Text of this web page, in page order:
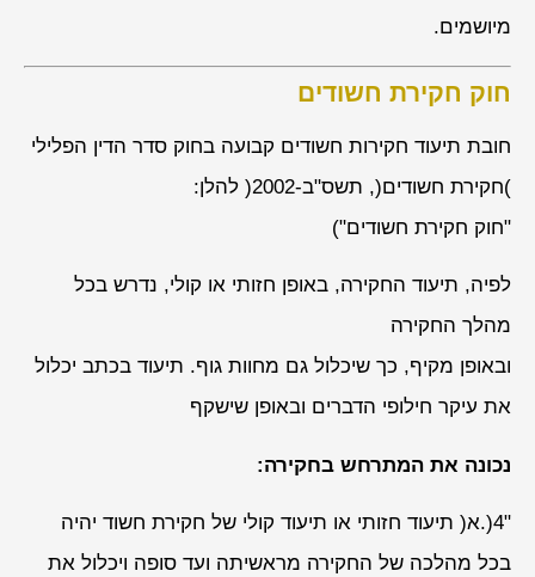
מיושמים.
חוק חקירת חשודים
חובת תיעוד חקירות חשודים קבועה בחוק סדר הדין הפלילי
)חקירת חשודים(, תשס"ב-2002( להלן:
"חוק חקירת חשודים")
לפיה, תיעוד החקירה, באופן חזותי או קולי, נדרש בכל
מהלך החקירה
ובאופן מקיף, כך שיכלול גם מחוות גוף. תיעוד בכתב יכלול
את עיקר חילופי הדברים ובאופן שישקף
נכונה את המתרחש בחקירה:
"4(.א( תיעוד חזותי או תיעוד קולי של חקירת חשוד יהיה
בכל מהלכה של החקירה מראשיתה ועד סופה ויכלול את